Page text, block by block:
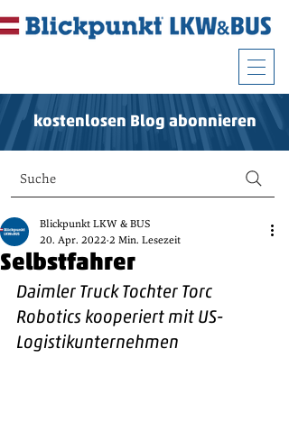
kostenlosen Blog abonnieren
Suche
Selbstfahrer
Blickpunkt LKW & BUS
20. Apr. 2022 2 Min. Lesezeit
Daimler Truck Tochter Torc
Robotics kooperiert mit US-
Logistikunternehmen